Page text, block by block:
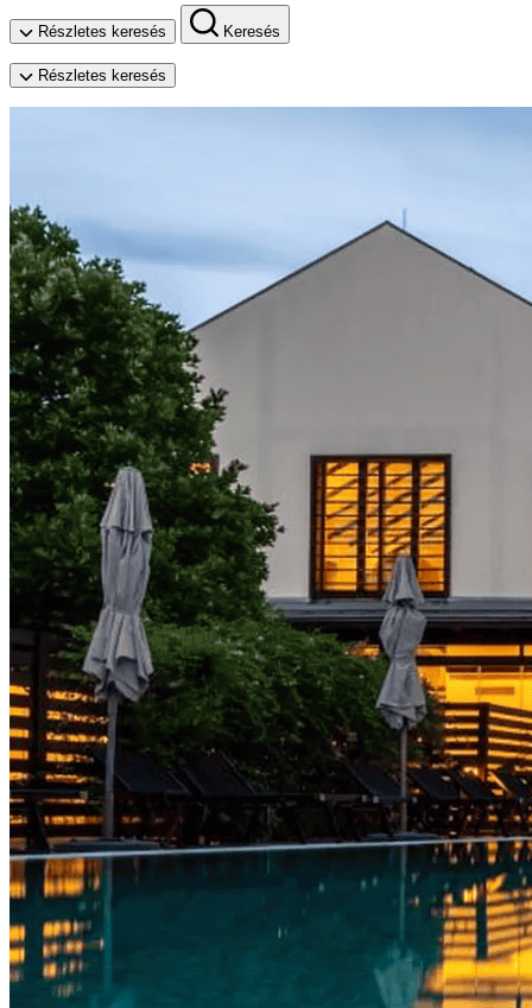
Részletes keresés Keresés
Részletes keresés